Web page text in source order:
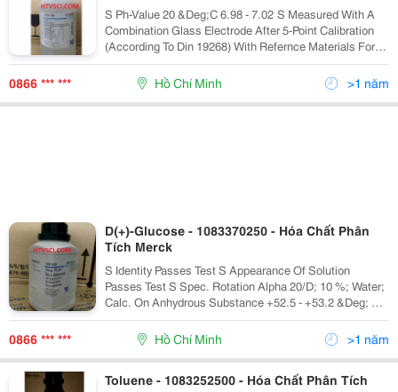
S Ph-Value 20 &Deg;C 6.98 - 7.02 S Measured With A
Combination Glass Electrode After 5-Point Calibration
(According To Din 19268) With Refernce Materials For
The Preparation Of Reference Buffer Solutions
According To Din 19266 At The Laboratory Ac
0866 *** *** Hồ Chí Minh >1 năm
D(+)-Glucose - 1083370250 - Hóa Chất Phân
Tích Merck
S Identity Passes Test S Appearance Of Solution
Passes Test S Spec. Rotation Alpha 20/D; 10 %; Water;
Calc. On Anhydrous Substance +52.5 - +53.2 &Deg; S
Acidity Or Alkalinity Passes Test S Ph-Value 10 %;
Water 5.7 - 7.0 S Chl
0866 *** *** Hồ Chí Minh >1 năm
Toluene - 1083252500 - Hóa Chất Phân Tích